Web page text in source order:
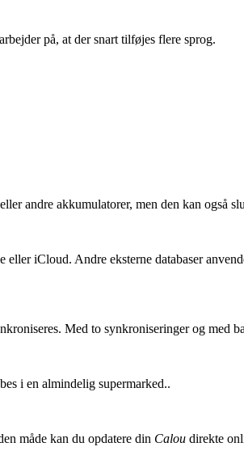
på, at der snart tilføjes flere sprog.
andre akkumulatorer, men den kan også
iCloud. Andre eksterne databaser
Med to synkroniseringer og med
i en almindelig supermarked..
måde kan du opdatere din Calou direkte